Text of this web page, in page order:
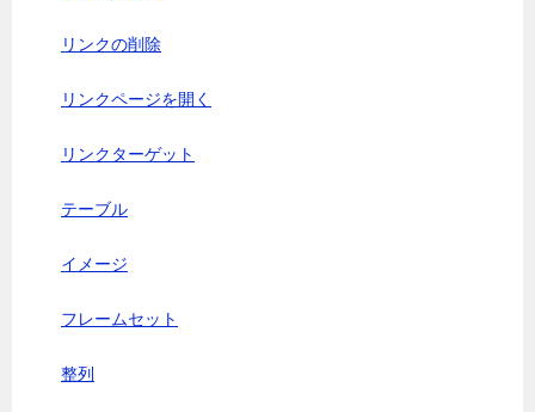
リンクの削除
リンクページを開く
リンクターゲット
テーブル
イメージ
フレームセット
整列